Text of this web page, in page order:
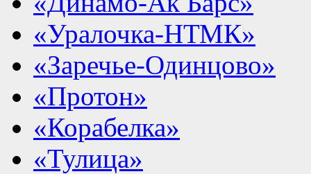
«Уралочка-НТМК»
«Заречье-Одинцово»
«Протон»
«Корабелка»
«Тулица»